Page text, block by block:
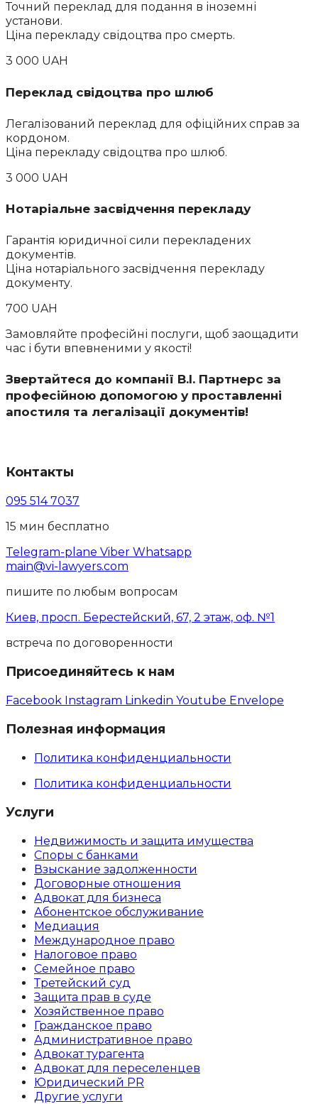
Точний переклад для подання в іноземні
установи.
Ціна перекладу свідоцтва про смерть.
3 000 UAH
Переклад свідоцтва про шлюб
Легалізований переклад для офіційних справ за
кордоном.
Ціна перекладу свідоцтва про шлюб.
3 000 UAH
Нотаріальне засвідчення перекладу
Гарантія юридичної сили перекладених
документів.
Ціна нотаріального засвідчення перекладу
документу.
700 UAH
Замовляйте професійні послуги, щоб заощадити
час і бути впевненими у якості!
Звертайтеся до компанії В.І. Партнерс за
професійною допомогою у проставленні
апостиля та легалізації документів!
Контакты
095 514 7037
15 мин бесплатно
Telegram-plane Viber Whatsapp
main@vi-lawyers.com
пишите по любым вопросам
Киев, просп. Берестейский, 67, 2 этаж, оф. №1
встреча по договоренности
Присоединяйтесь к нам
Facebook Instagram Linkedin Youtube Envelope
Полезная информация
Политика конфиденциальности
Политика конфиденциальности
Услуги
Недвижимость и защита имущества
Споры с банками
Взыскание задолженности
Договорные отношения
Адвокат для бизнеса
Абoнентское обслуживание
Медиация
Международное право
Налоговое право
Семейное право
Третейский суд
Защита прав в суде
Хозяйственное право
Гражданское право
Административное право
Адвокат турагента
Адвокат для переселенцев
Юридический PR
Другие услуги